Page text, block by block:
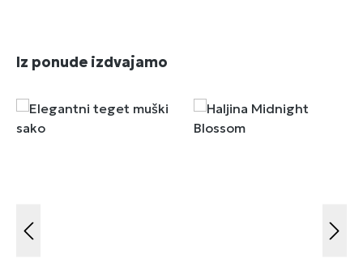
Preskoči galeriju proizvoda
Iz ponude izdvajamo